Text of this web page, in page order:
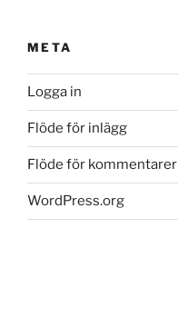
META
Logga in
Flöde för inlägg
Flöde för kommentarer
WordPress.org